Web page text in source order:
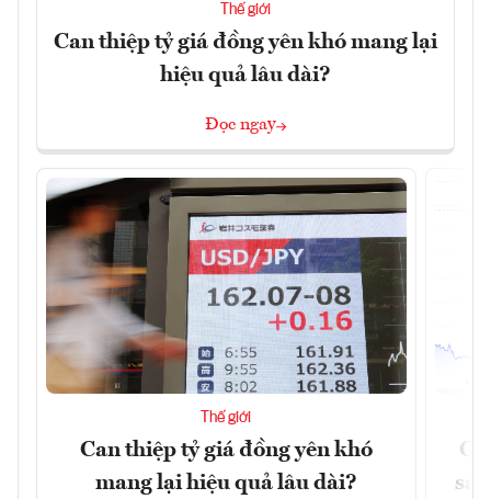
Thế giới
Can thiệp tỷ giá đồng yên khó mang lại
hiệu quả lâu dài?
Đọc ngay
Thế giới
Can thiệp tỷ giá đồng yên khó
mang lại hiệu quả lâu dài?